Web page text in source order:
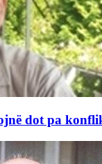
dot pa